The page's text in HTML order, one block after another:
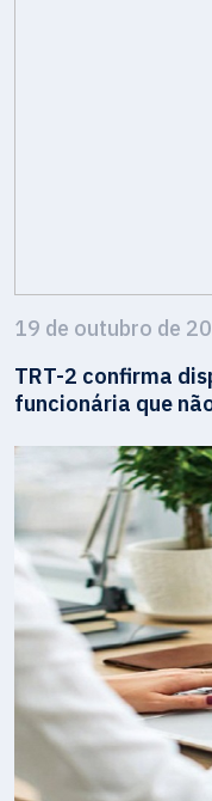
19 de outubro de
TRT-2 confirma
funcionária que